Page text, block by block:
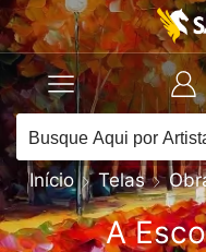
Início Telas
A